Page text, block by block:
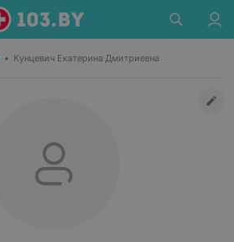
• Кунцевич Екатерина Дмитриевна